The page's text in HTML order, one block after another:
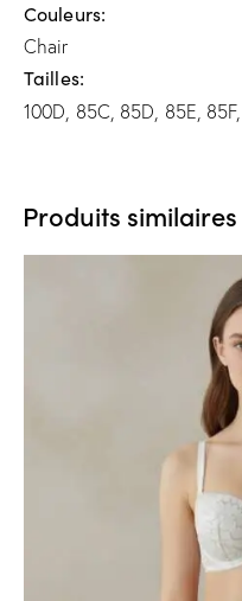
Couleurs
Chair
Tailles
100D, 85C, 85D, 85E,
Produits similaires